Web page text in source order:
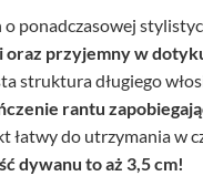
o ponadczasowej
oraz przyjemny w
struktura długiego
rantu
łatwy do utrzymania w
dywanu to aż 3,5 cm!